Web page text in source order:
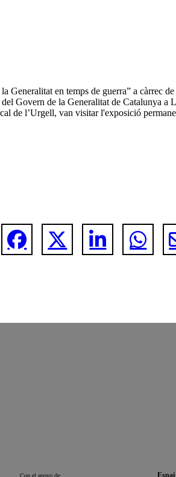
en temps de guerra” a càrrec
Govern de la Generalitat de Catalunya a
de l’Urgell, van visitar l'exposició
Con el apoyo de: